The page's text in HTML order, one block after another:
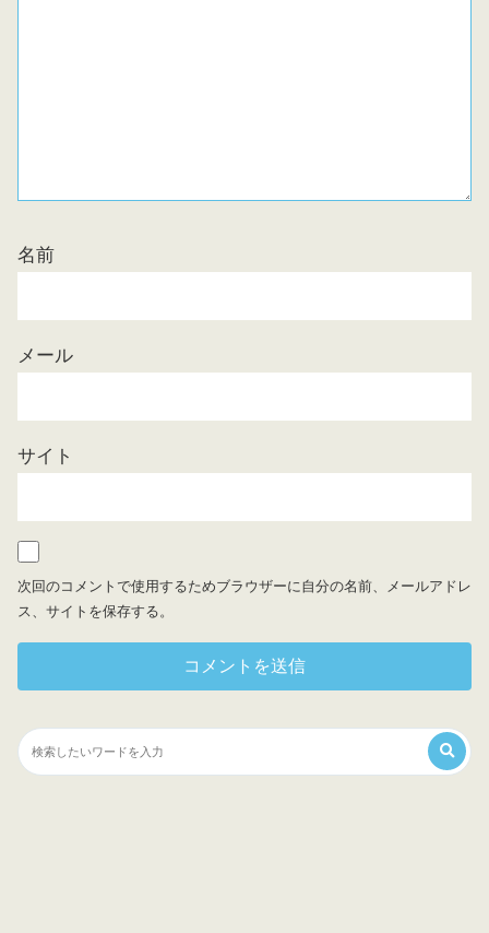
名前
メール
サイト
次回のコメントで使用するためブラウザーに自分の名前、メールアドレ
ス、サイトを保存する。